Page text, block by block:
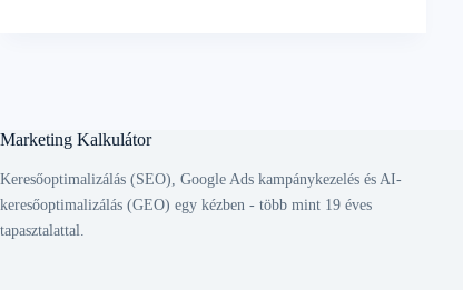
Marketing Kalkulátor
Keresőoptimalizálás (SEO), Google Ads kampánykezelés és AI-
keresőoptimalizálás (GEO) egy kézben - több mint 19 éves
tapasztalattal.